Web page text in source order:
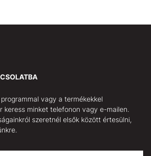
vagy a termékekkel
keress minket telefonon vagy e-mailen.
szeretnél elsők között értesülni,